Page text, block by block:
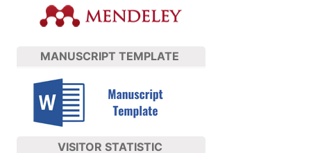
MANUSCRIPT TEMPLATE
VISITOR STATISTIC